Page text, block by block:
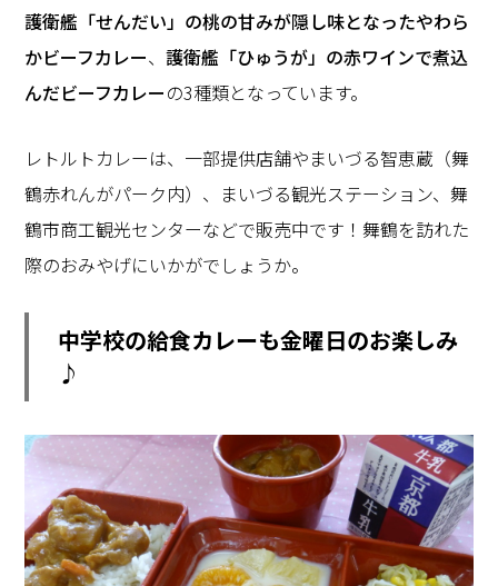
護衛艦「せんだい」の桃の甘みが隠し味となったやわら
かビーフカレー、護衛艦「ひゅうが」の赤ワインで煮込
んだビーフカレーの3種類となっています。
レトルトカレーは、一部提供店舗やまいづる智恵蔵（舞
鶴赤れんがパーク内）、まいづる観光ステーション、舞
鶴市商工観光センターなどで販売中です！舞鶴を訪れた
際のおみやげにいかがでしょうか。
中学校の給食カレーも金曜日のお楽しみ
♪